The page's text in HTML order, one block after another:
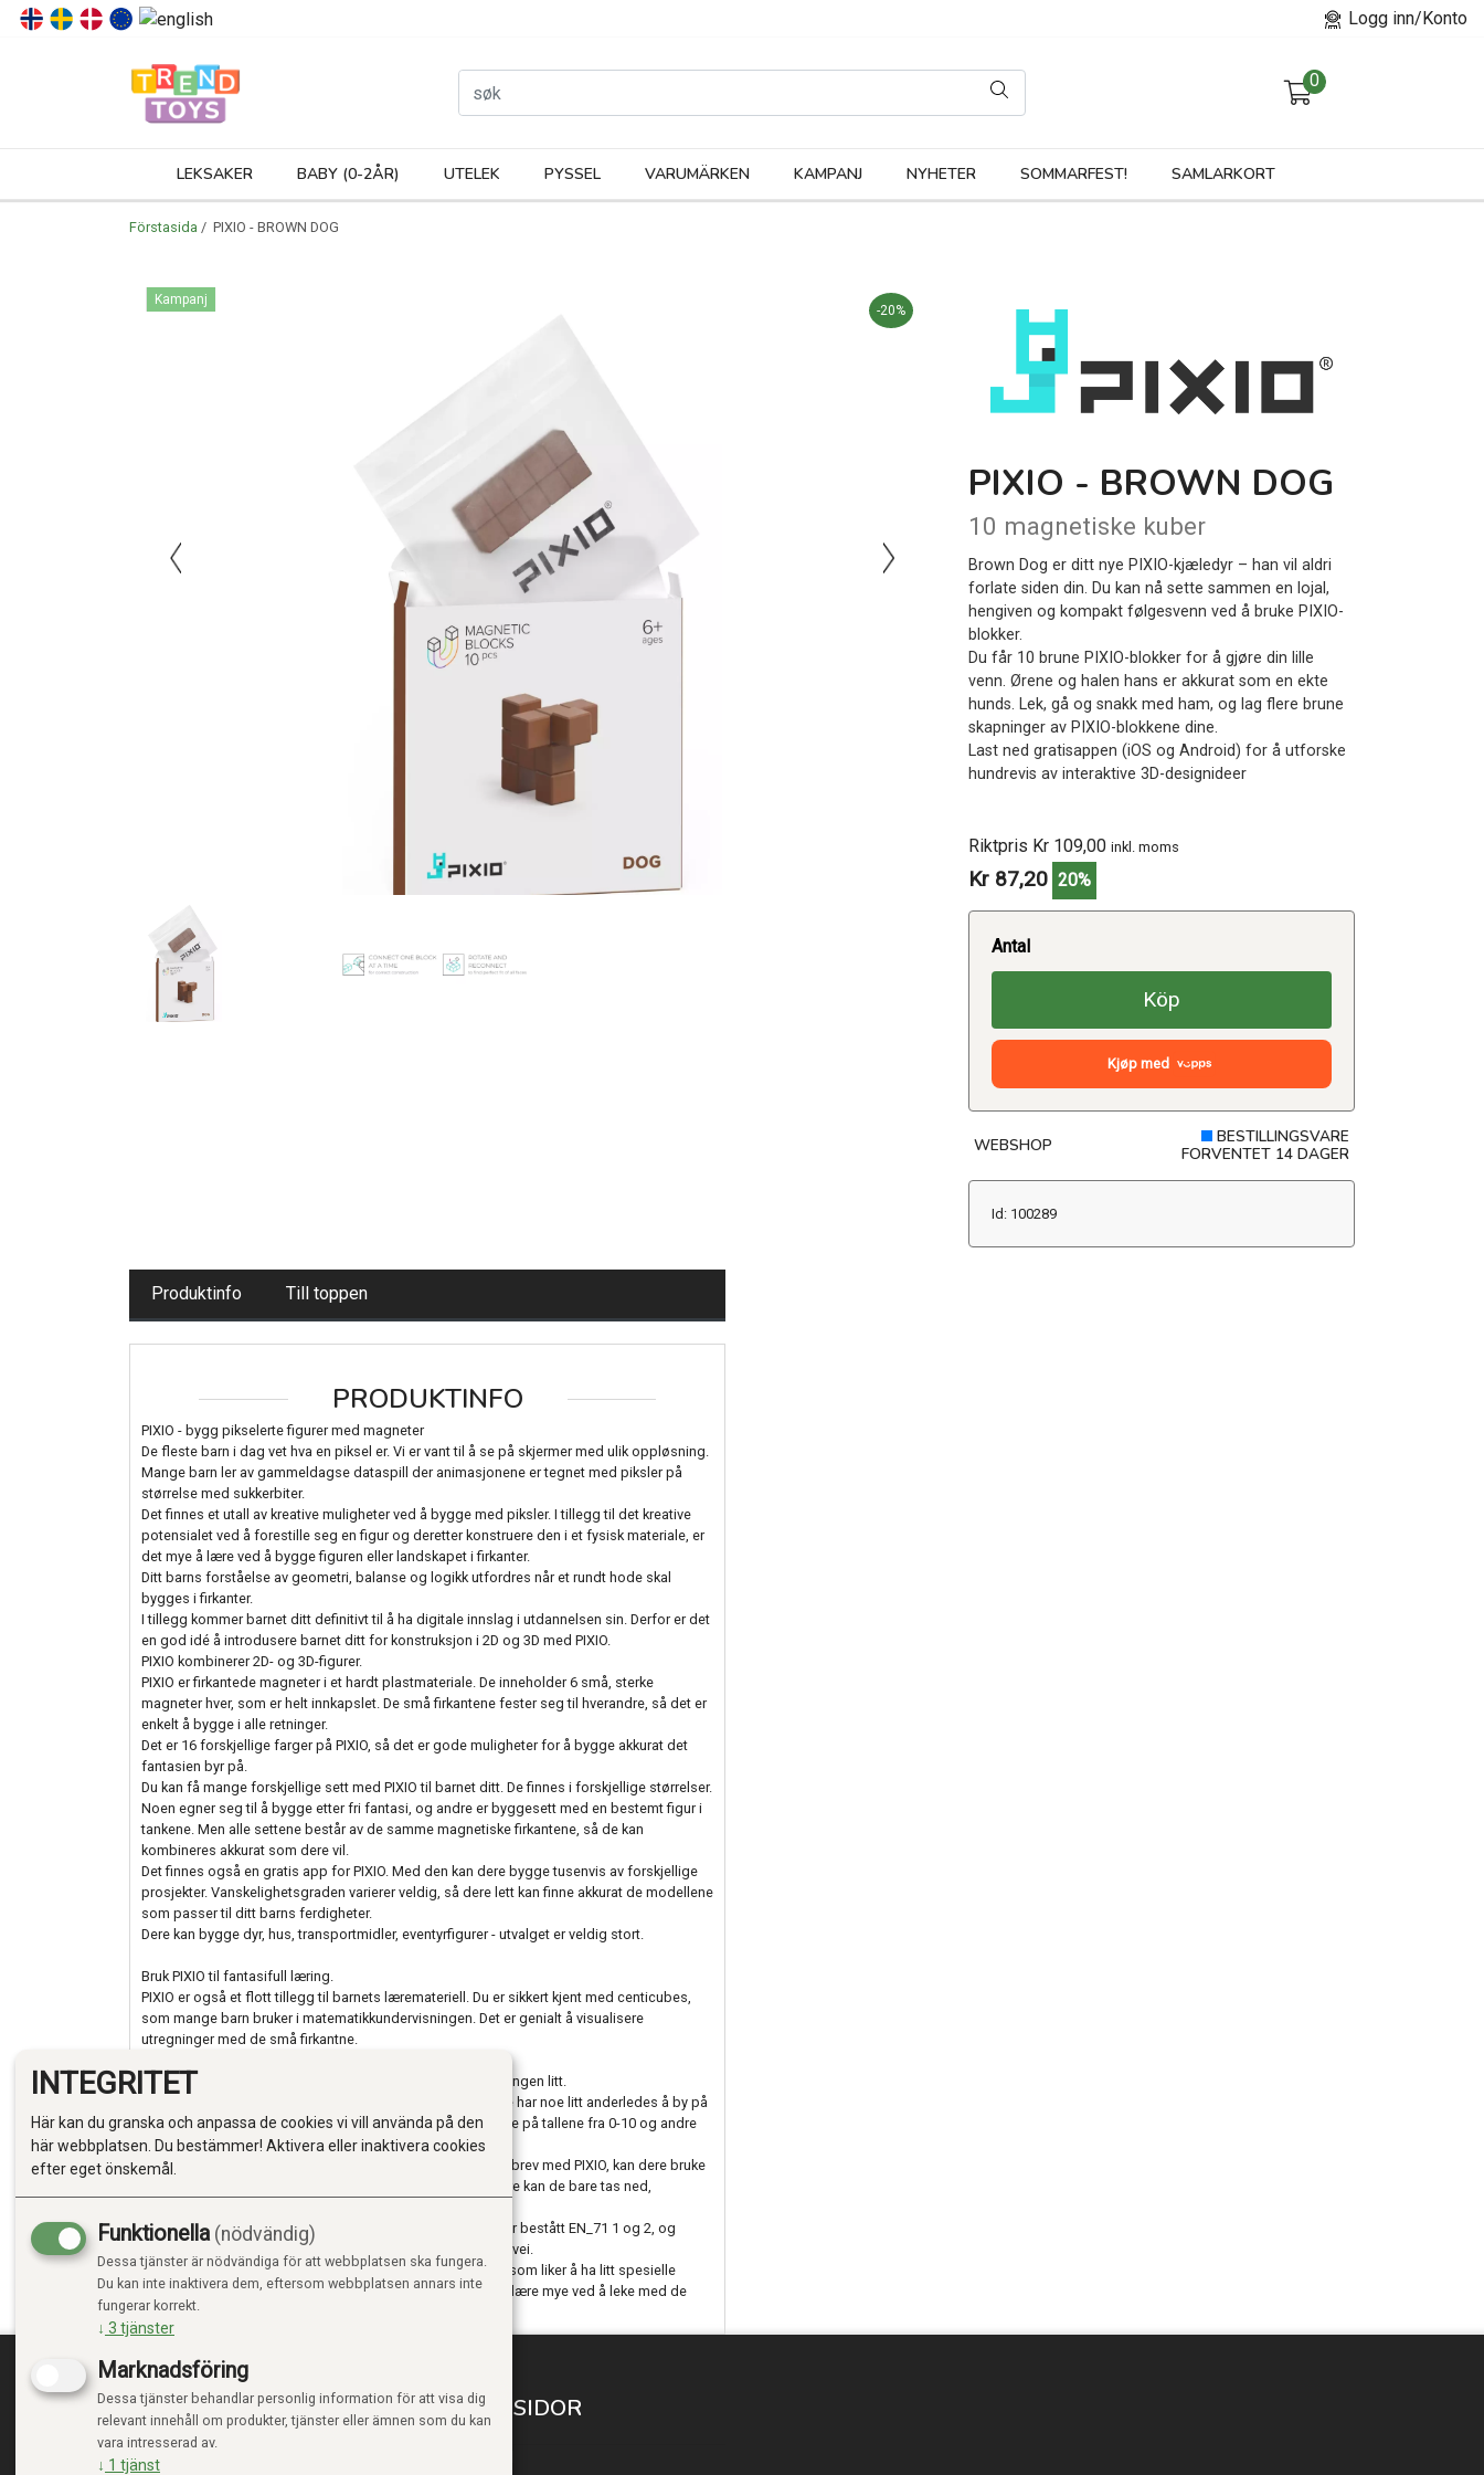
Logg inn/Konto
0
LEKSAKER BABY (0-2ÅR) UTELEK PYSSEL VARUMÄRKEN KAMPANJ NYHETER SOMMARFEST! SAMLARKORT
Förstasida / PIXIO - BROWN DOG
Kampanj
-20%
PIXIO - BROWN DOG
10 magnetiske kuber
Brown Dog er ditt nye PIXIO-kjæledyr – han vil aldri
forlate siden din. Du kan nå sette sammen en lojal,
hengiven og kompakt følgesvenn ved å bruke PIXIO-
blokker.
Du får 10 brune PIXIO-blokker for å gjøre din lille
venn. Ørene og halen hans er akkurat som en ekte
hunds. Lek, gå og snakk med ham, og lag flere brune
skapninger av PIXIO-blokkene dine.
Last ned gratisappen (iOS og Android) for å utforske
hundrevis av interaktive 3D-designideer
Riktpris Kr 109,00 inkl. moms
Kr 87,20 20%
Antal
Köp
Kjøp med
WEBSHOP
BESTILLINGSVARE
FORVENTET 14 DAGER
Id: 100289
Produktinfo Till toppen
PRODUKTINFO
PIXIO - bygg pikselerte figurer med magneter
De fleste barn i dag vet hva en piksel er. Vi er vant til å se på skjermer med ulik oppløsning.
Mange barn ler av gammeldagse dataspill der animasjonene er tegnet med piksler på
størrelse med sukkerbiter.
Det finnes et utall av kreative muligheter ved å bygge med piksler. I tillegg til det kreative
potensialet ved å forestille seg en figur og deretter konstruere den i et fysisk materiale, er
det mye å lære ved å bygge figuren eller landskapet i firkanter.
Ditt barns forståelse av geometri, balanse og logikk utfordres når et rundt hode skal
bygges i firkanter.
I tillegg kommer barnet ditt definitivt til å ha digitale innslag i utdannelsen sin. Derfor er det
en god idé å introdusere barnet ditt for konstruksjon i 2D og 3D med PIXIO.
PIXIO kombinerer 2D- og 3D-figurer.
PIXIO er firkantede magneter i et hardt plastmateriale. De inneholder 6 små, sterke
magneter hver, som er helt innkapslet. De små firkantene fester seg til hverandre, så det er
enkelt å bygge i alle retninger.
Det er 16 forskjellige farger på PIXIO, så det er gode muligheter for å bygge akkurat det
fantasien byr på.
Du kan få mange forskjellige sett med PIXIO til barnet ditt. De finnes i forskjellige størrelser.
Noen egner seg til å bygge etter fri fantasi, og andre er byggesett med en bestemt figur i
tankene. Men alle settene består av de samme magnetiske firkantene, så de kan
kombineres akkurat som dere vil.
Det finnes også en gratis app for PIXIO. Med den kan dere bygge tusenvis av forskjellige
prosjekter. Vanskelighetsgraden varierer veldig, så dere lett kan finne akkurat de modellene
som passer til ditt barns ferdigheter.
Dere kan bygge dyr, hus, transportmidler, eventyrfigurer - utvalget er veldig stort.
Bruk PIXIO til fantasifull læring.
PIXIO er også et flott tillegg til barnets læremateriell. Du er sikkert kjent med centicubes,
som mange barn bruker i matematikkundervisningen. Det er genialt å visualisere
utregninger med de små firkantne.
Her er kanskje PIXIO nettopp det som kan krydre undervisningen litt.
De små magnetene kan også brukes til regnestykker, og de har noe litt anderledes å by på
enn centicube har. Magnetisme gjør det morsommere å øve på tallene fra 0-10 og andre
små regnestykker.
Når dere har bygget smileys, bomdegårdsdyr eller skrevet brev med PIXIO, kan dere bruke
figurene som kjøleskapsmagneter. Når dere vil bygge videre kan de bare tas ned,
Oppfinnerne av PIXIO har gjort jobben sin grundig. PIXIO har bestått EN_71 1 og 2, og
patenten på de fine små magnetiske byggeklossene er på vei.
Vi anbefaler PIXIO på det varmeste til alle nysgjerrige barn som liker å ha litt spesielle
materialer i hendene. Barn fra 6 år vil virkelig ha det gøy og lære mye ved å leke med de
små magnetene. God fornøyelse.
TRENDTOYS.SE
OM TRENDTOYS
MINA SIDOR
INTEGRITET
Här kan du granska och anpassa de cookies vi vill använda på den
här webbplatsen. Du bestämmer! Aktivera eller inaktivera cookies
efter eget önskemål.
Funktionella (nödvändig)
Dessa tjänster är nödvändiga för att webbplatsen ska fungera.
Du kan inte inaktivera dem, eftersom webbplatsen annars inte
fungerar korrekt.
↓ 3 tjänster
Marknadsföring
Dessa tjänster behandlar personlig information för att visa dig
relevant innehåll om produkter, tjänster eller ämnen som du kan
vara intresserad av.
↓ 1 tjänst